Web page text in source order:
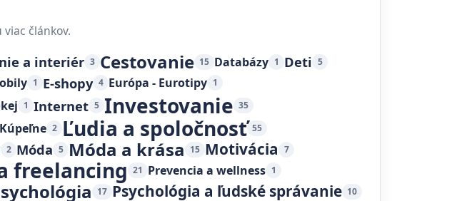
článkov.
a interiér 3 Cestovanie 15 Databázy 1 Deti 5
1 E-shopy 4 Európa - Eurotipy 1
1 Internet 5 Investovanie 35
Kúpeľne 2 Ľudia a spoločnosť 55
2 Móda 5 Móda a krása 15 Motivácia 7
freelancing 21 Prevencia a wellness 1
17 Psychológia a ľudské správanie 10